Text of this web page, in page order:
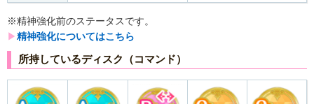
※精神強化前のステータスです。
▶︎精神強化についてはこちら
所持しているディスク（コマンド）